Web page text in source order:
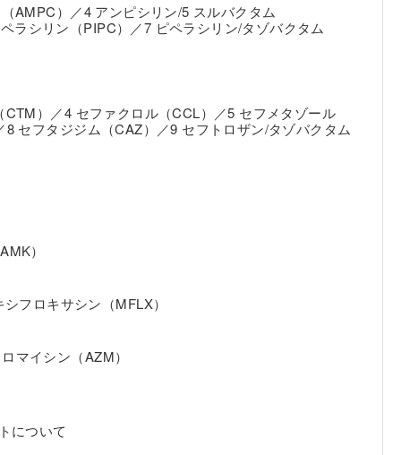
AMPC）／4 アンピシリン/5 スルバクタム
ラシリン（PIPC）／7 ピペラシリン/タゾバクタム
）／4 セファクロル（CCL）／5 セフメタゾール
セフタジジム（CAZ）／9 セフトロザン/タゾバクタム
）
フロキサシン（MFLX）
マイシン（AZM）
について